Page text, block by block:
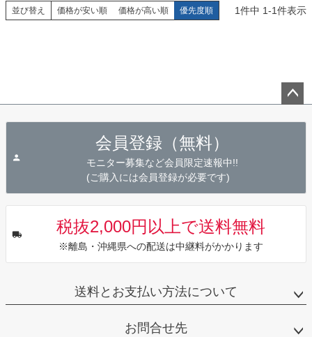
並び替え 価格が安い順 価格が高い順 優先度順 1件中 1-1件表示
会員登録（無料）
モニター募集など会員限定速報中!!
(ご購入には会員登録が必要です)
税抜2,000円以上で送料無料
※離島・沖縄県への配送は中継料がかかります
送料とお支払い方法について
お問合せ先